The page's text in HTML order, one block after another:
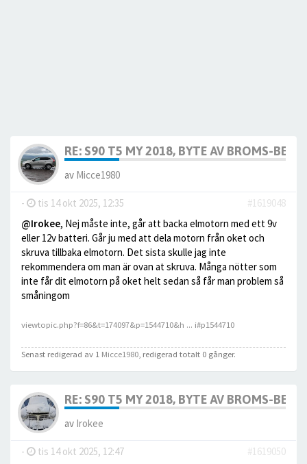
RE: S90 T5 MY 2018, BYTE AV BROMS-
av Micce1980
- tis 14 okt 2025, 12:35
#1619048
@Irokee, Nej måste inte, går att backa elmotorn med ett 9v
eller 12v batteri. Går ju med att dela motorn från oket och
skruva tillbaka elmotorn. Det sista skulle jag inte
rekommendera om man är ovan at skruva. Många nötter som
inte får dit elmotorn på oket helt sedan så får man problem så
småningom
viewtopic.php?f=86&t=174097&p=1544710&h ... i#p1544710
Senast redigerad av 1 Micce1980 , redigerad totalt 0 gånger.
RE: S90 T5 MY 2018, BYTE AV BROMS-
av Irokee
- tis 14 okt 2025, 12:47
#1619050